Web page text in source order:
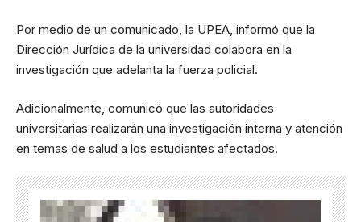
Por medio de un comunicado, la UPEA, informó que la
Dirección Jurídica de la universidad colabora en la
investigación que adelanta la fuerza policial.
Adicionalmente, comunicó que las autoridades
universitarias realizarán una investigación interna y atención
en temas de salud a los estudiantes afectados.